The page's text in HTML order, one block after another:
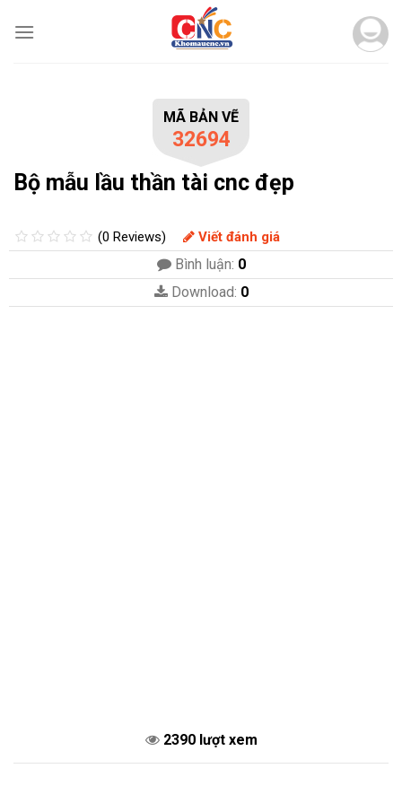
MÃ BẢN VẼ
32694
Bộ mẫu lầu thần tài cnc đẹp
(0 Reviews) Viết đánh giá
Bình luận: 0
Download: 0
2390 lượt xem